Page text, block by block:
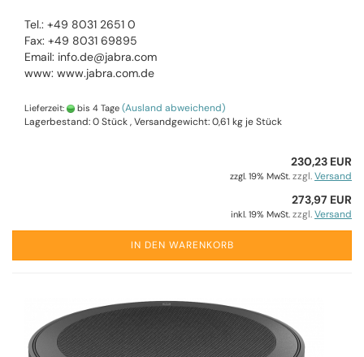
Tel.: +49 8031 2651 0
Fax: +49 8031 69895
Email: info.de@jabra.com
www: www.jabra.com.de
Lieferzeit: bis 4 Tage (Ausland abweichend)
Lagerbestand: 0 Stück , Versandgewicht:0,61 kg je Stück
230,23 EUR
zzgl. 19% MwSt. zzgl.Versand
273,97 EUR
inkl. 19% MwSt. zzgl.Versand
IN DEN WARENKORB